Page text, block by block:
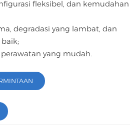
fleksibel, dan kemudahan
degradasi yang lambat, dan
yang mudah.